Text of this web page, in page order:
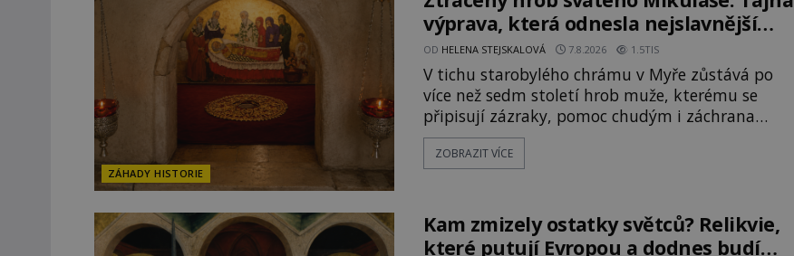
přez
ZÁHADY HISTORIE
výprava, která odnesla nejslavnější
relikvii do Itálie
OD HELENA STEJSKALOVÁ 7.8.2026 1.5TIS
V tichu starobylého chrámu v Myře zůstává po
více než sedm století hrob muže, kterému se
připisují zázraky, pomoc chudým i záchrana
námořníků v bouřích. Pak ale přichází rok 1087 a
klidné místo se mění v dějiště podivné noční
moře do Bari. Je to zbožná záchrana před
nebezpečím, nebo promyšlená krádež,
ZOBRAZIT VÍCE
Kam zmizely ostatky světců? Relikvie,
které putují Evropou a dodnes budí